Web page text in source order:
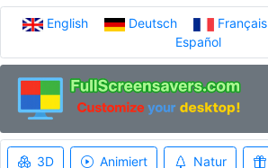
English Deutsch Français
Español
3D Animiert Natur